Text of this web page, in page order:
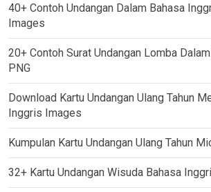
40+ Contoh Undangan Dalam Bahasa
Images
20+ Contoh Surat Undangan Lomba
PNG
Download Kartu Undangan Ulang Tahun
Inggris Images
Kumpulan Kartu Undangan Ulang Tahun
32+ Kartu Undangan Wisuda Bahasa